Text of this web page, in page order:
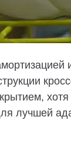
лучшей